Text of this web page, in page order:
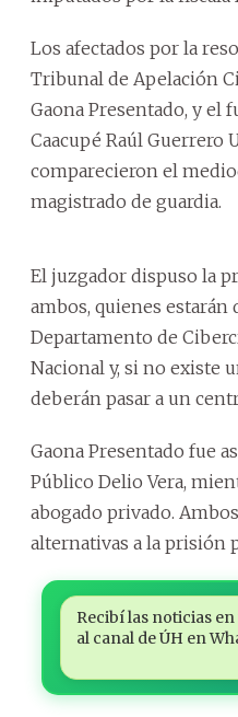
Los afectados por la
Tribunal de Apelación
Gaona Presentado, y el
Caacupé Raúl Guerrero
comparecieron el
magistrado de guardia.
El juzgador dispuso la
ambos, quienes estarán
Departamento de
Nacional y, si no existe
deberán pasar a un
Gaona Presentado fue
Público Delio Vera,
abogado privado.
alternativas a la prisión
Recibí las noticias
al canal de ÚH en